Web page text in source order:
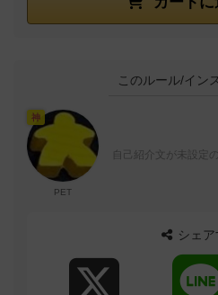
このルール/イン
神
PET
自己紹介文が未設定
シェア